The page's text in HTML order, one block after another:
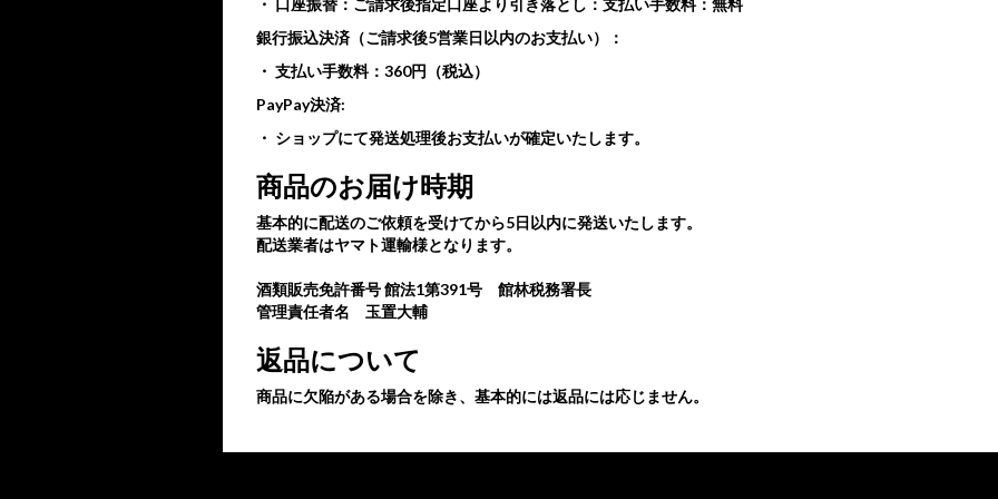
・ 口座振替：ご請求後指定口座より引き落とし：支払い手数料：無料
銀行振込決済（ご請求後5営業日以内のお支払い）：
・ 支払い手数料：360円（税込）
PayPay決済:
・ ショップにて発送処理後お支払いが確定いたします。
商品のお届け時期
基本的に配送のご依頼を受けてから5日以内に発送いたします。
配送業者はヤマト運輸様となります。
酒類販売免許番号 館法1第391号 館林税務署長
管理責任者名 玉置大輔
返品について
商品に欠陥がある場合を除き、基本的には返品には応じません。